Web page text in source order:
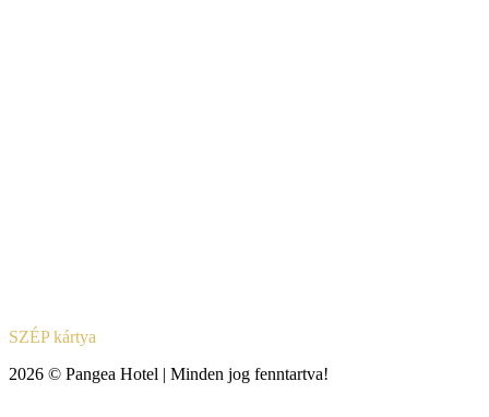
SZÉP kártya
2026 © Pangea Hotel | Minden jog fenntartva!